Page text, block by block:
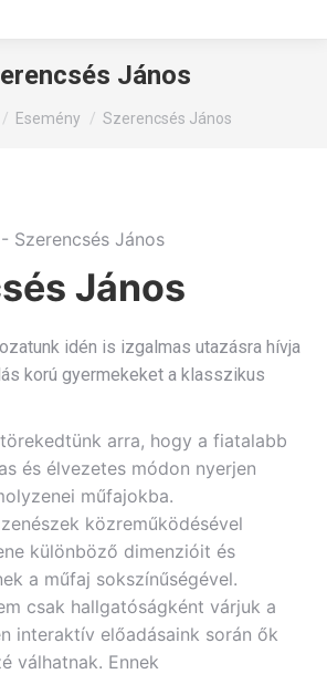
János
Esemény Szerencsés János
János
idén is izgalmas utazásra hívja
korú gyermekeket a klasszikus
arra, hogy a fiatalabb
és élvezetes módon nyerjen
műfajokba.
közreműködésével
különböző dimenzióit és
a műfaj sokszínűségével.
csak hallgatóságként várjuk a
interaktív előadásaink során ők
válhatnak. Ennek